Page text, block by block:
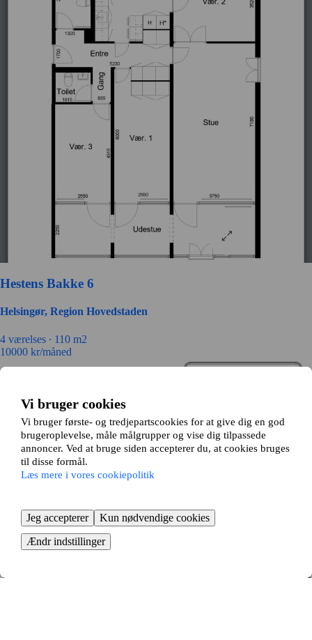
Vi bruger cookies
Vi bruger første- og tredjepartscookies for at give dig en god
brugeroplevelse, måle målgrupper og vise dig tilpassede
annoncer. Ved at bruge siden accepterer du, at cookies bruges
til disse formål.
Læs mere i vores cookiepolitik
Jeg accepterer
Kun nødvendige cookies
Ændr indstillinger
Hestens Bakke 6
Helsingør, Region Hovedstaden
4 værelses ∙ 110 m2
10000 kr/måned